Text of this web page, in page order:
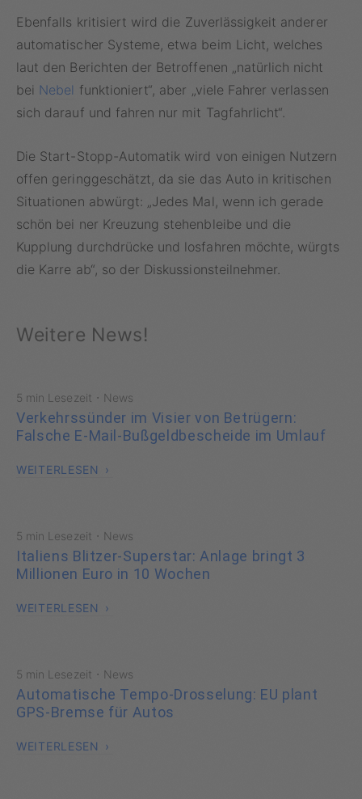
Ebenfalls kritisiert wird die Zuverlässigkeit anderer
automatischer Systeme, etwa beim Licht, welches
laut den Berichten der Betroffenen „natürlich nicht
bei Nebel funktioniert“, aber „viele Fahrer verlassen
sich darauf und fahren nur mit Tagfahrlicht“.
Die Start-Stopp-Automatik wird von einigen Nutzern
offen geringgeschätzt, da sie das Auto in kritischen
Situationen abwürgt: „Jedes Mal, wenn ich gerade
schön bei ner Kreuzung stehenbleibe und die
Kupplung durchdrücke und losfahren möchte, würgts
die Karre ab“, so der Diskussionsteilnehmer.
Weitere News!
5 min Lesezeit · News
Verkehrssünder im Visier von Betrügern:
Falsche E-Mail-Bußgeldbescheide im Umlauf
WEITERLESEN
5 min Lesezeit · News
Italiens Blitzer-Superstar: Anlage bringt 3
Millionen Euro in 10 Wochen
WEITERLESEN
5 min Lesezeit · News
Automatische Tempo-Drosselung: EU plant
GPS-Bremse für Autos
WEITERLESEN